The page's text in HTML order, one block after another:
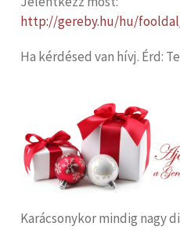
http://gereby.hu/hu/
Ha kérdésed van hívj. Érd:
Karácsonykor mindig nagy